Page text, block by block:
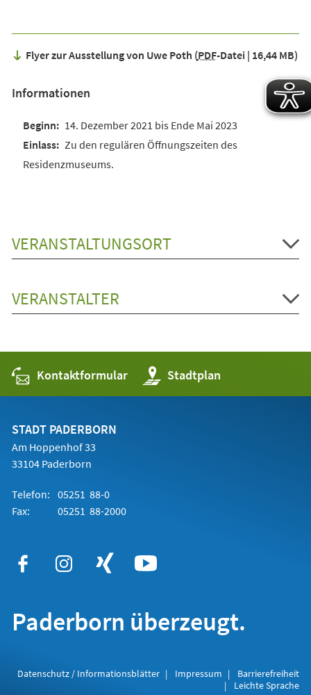
Flyer zur Ausstellung von Uwe Poth PDF-Datei 16,44 MB
Informationen
14. Dezember 2021 bis Ende Mai 2023
Zu den regulären Öffnungszeiten des
Residenzmuseums.
VERANSTALTUNGSORT
VERANSTALTER
Kontaktformular Stadtplan
(Öffnet
in
einem
STADT PADERBORN
Am Hoppenhof 33
33104 Paderborn
Telefon: 05251 88-0
Fax:
05251 88-2000
Paderborn überzeugt.
Datenschutz / Informationsblätter Impressum
Barrierefreiheit
Leichte Sprache